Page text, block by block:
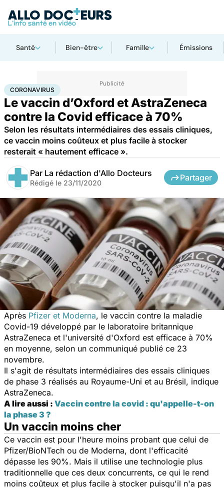
Santé Bien-être Famille Émissions
AccueilSantéMédicaments Coronavirus
CORONAVIRUS
Le vaccin d’Oxford et AstraZeneca
contre la Covid efficace à 70%
Selon les résultats intermédiaires des essais cliniques,
ce vaccin moins coûteux et plus facile à stocker
resterait « hautement efficace ».
Par La rédaction d'Allo Docteurs
Rédigé le 23/11/2020
Partager
Après Pfizer et Moderna, le vaccin contre la maladie
Covid-19 développé par le laboratoire britannique
AstraZeneca et l'université d'Oxford est efficace à 70%
en moyenne, selon un communiqué publié ce 23
novembre.
Il s'agit de résultats intermédiaires des essais cliniques
de phase 3 réalisés au Royaume-Uni et au Brésil, indique
AstraZeneca.
A lire aussi : Vaccin contre la covid : qu'appelle-t-on
la phase 3 ?
Un vaccin moins cher
Ce vaccin est pour l'heure moins probant que celui de
Pfizer/BioNTech ou de Moderna, dont l'efficacité
dépasse les 90%. Mais il utilise une technologie plus
traditionnelle que ces deux concurrents, ce qui le rend
moins coûteux et plus facile à stocker puisqu'il n'a pas